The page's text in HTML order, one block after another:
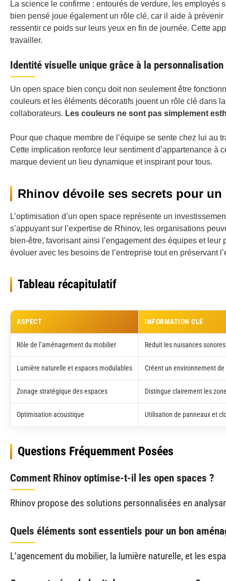
La science le confirme : entourés de verdure, les
bien pensé joue également un rôle clé, car il aide à
ressentir ce poids sur leurs yeux en fin de journée. Cette
travailler.
Identité visuelle unique grâce à la personnalisation
Un open space bien conçu doit non seulement être
couleurs et les éléments décoratifs jouent un rôle clé dans
collaborateurs. Les couleurs ne sont pas simplement
Pour que chaque membre de l’équipe se sente chez lui au
Cette implication renforce leur sentiment d’appartenance
marque devient un lieu dynamique et inspirant pour tous.
Rhinov dévoile ses secrets pour
L’optimisation d’un open space représente un
s’appuyant sur l’expertise de Rhinov, les organisations
bien-être, favorisant ainsi l’engagement des équipes et
évoluer avec les besoins de l’entreprise tout en préservant
Tableau récapitulatif
ASPECT INFORMATION CLÉ
Rôle de l’aménagement du mobilier Réduit les nuisances
Lumière naturelle et espaces modulables Créent un environnement
Zonage stratégique des espaces Distingue clairement les
Optimisation acoustique Utilisation de panneaux et
Questions Fréquemment Posées
Comment Rhinov optimise-t-il les open spaces ?
Rhinov propose des solutions personnalisées en
Quels éléments sont essentiels pour un bon
L’agencement du mobilier, la lumière naturelle, et les